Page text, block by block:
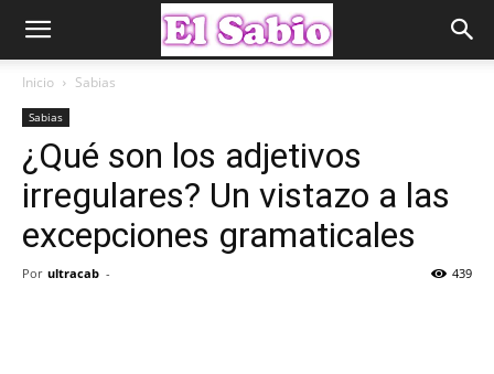
Inicio Sabias
Sabias
¿Qué son los adjetivos
irregulares? Un vistazo a las
excepciones gramaticales
Por ultracab - 439